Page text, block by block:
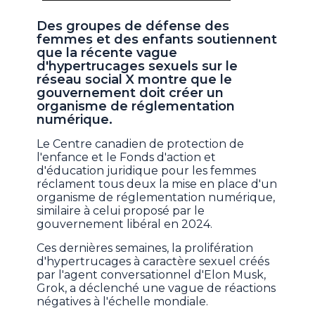
Des groupes de défense des
femmes et des enfants soutiennent
que la récente vague
d'hypertrucages sexuels sur le
réseau social X montre que le
gouvernement doit créer un
organisme de réglementation
numérique.
Le Centre canadien de protection de
l'enfance et le Fonds d'action et
d'éducation juridique pour les femmes
réclament tous deux la mise en place d'un
organisme de réglementation numérique,
similaire à celui proposé par le
gouvernement libéral en 2024.
Ces dernières semaines, la prolifération
d'hypertrucages à caractère sexuel créés
par l'agent conversationnel d'Elon Musk,
Grok, a déclenché une vague de réactions
négatives à l'échelle mondiale.